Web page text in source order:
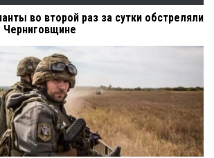
во второй раз за сутки обстреляли
Черниговщине